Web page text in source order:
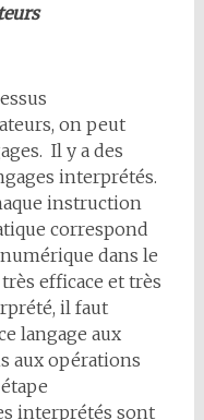
on peut
Il y a des
interprétés.
instruction
correspond
dans le
efficace et très
il faut
langage aux
aux opérations
interprétés sont